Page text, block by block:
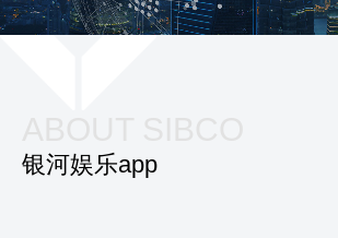
银河娱乐app